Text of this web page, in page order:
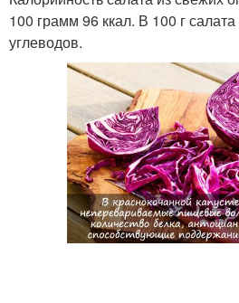
100 грамм 96 ккал. В 100 г
углеводов.